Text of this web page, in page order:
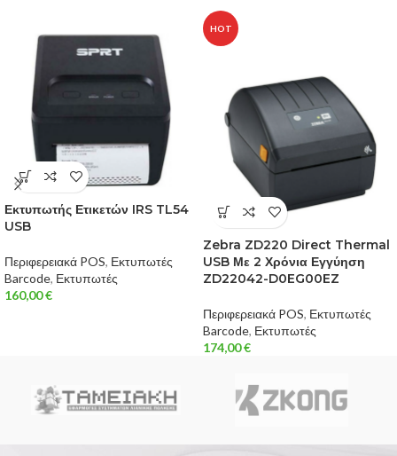
Εκτυπωτής Ετικετών IRS TL54
USB
Περιφερειακά POS, Εκτυπωτές
Barcode, Εκτυπωτές
160,00€
HOT
Zebra ZD220 Direct Thermal
USB Με 2 Χρόνια Εγγύηση
ZD22042-D0EG00EZ
Περιφερειακά POS, Εκτυπωτές
Barcode, Εκτυπωτές
174,00€